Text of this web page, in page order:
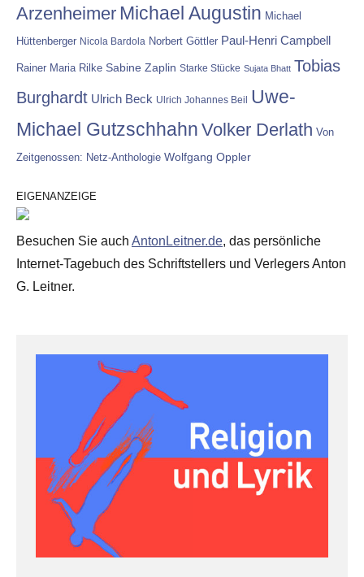
Arzenheimer Michael Augustin Michael
Hüttenberger Nicola Bardola Norbert Göttler Paul-Henri Campbell
Rainer Maria Rilke Sabine Zaplin Starke Stücke Sujata Bhatt Tobias
Burghardt Ulrich Beck Ulrich Johannes Beil
Uwe-
Michael Gutzschhahn Volker Derlath Von
Zeitgenossen: Netz-Anthologie Wolfgang Oppler
EIGENANZEIGE
Besuchen Sie auch AntonLeitner.de, das persönliche
Internet-Tagebuch des Schriftstellers und Verlegers Anton
G. Leitner.